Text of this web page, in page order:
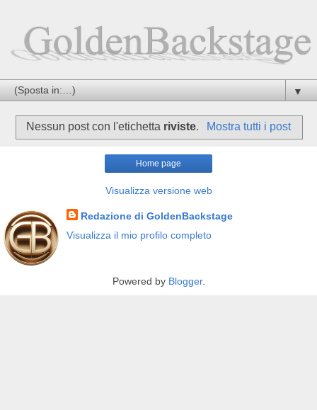
▼
Nessun post con l'etichetta riviste. Mostra tutti i post
Home page
Visualizza versione web
Redazione di GoldenBackstage
Visualizza il mio profilo completo
Powered by Blogger.